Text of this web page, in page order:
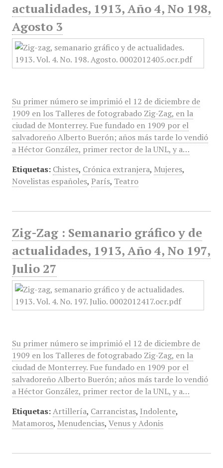
actualidades, 1913, Año 4, No 198,
Agosto 3
Su primer número se imprimió el 12 de diciembre de
1909 en los Talleres de fotograbado Zig-Zag, en la
ciudad de Monterrey. Fue fundado en 1909 por el
salvadoreño Alberto Buerón; años más tarde lo vendió
a Héctor González, primer rector de la UNL, y a…
Etiquetas: Chistes, Crónica extranjera, Mujeres,
Novelistas españoles, París, Teatro
Zig-Zag : Semanario gráfico y de
actualidades, 1913, Año 4, No 197,
Julio 27
Su primer número se imprimió el 12 de diciembre de
1909 en los Talleres de fotograbado Zig-Zag, en la
ciudad de Monterrey. Fue fundado en 1909 por el
salvadoreño Alberto Buerón; años más tarde lo vendió
a Héctor González, primer rector de la UNL, y a…
Etiquetas: Artillería, Carrancistas, Indolente,
Matamoros, Menudencias, Venus y Adonis